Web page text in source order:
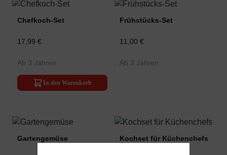
Chefkoch-Set
17,99 €
Ab 3 Jahren
In den Warenkorb
Frühstücks-Set
11,00 €
Ab 3 Jahren
Gartengemüse Kochset für Küchenchefs